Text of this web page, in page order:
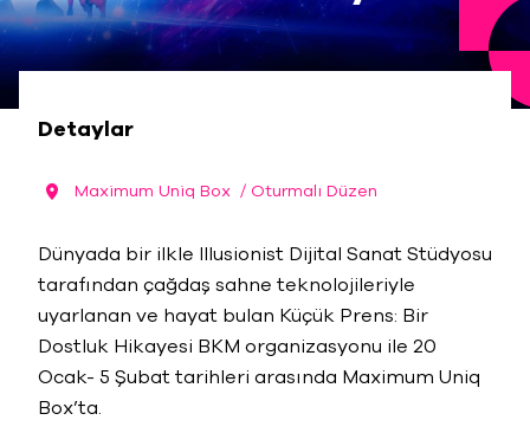
Detaylar
Maximum Uniq Box / Oturmalı Düzen
Dünyada bir ilkle Illusionist Dijital Sanat Stüdyosu
tarafından çağdaş sahne teknolojileriyle
uyarlanan ve hayat bulan Küçük Prens: Bir
Dostluk Hikayesi BKM organizasyonu ile 20
Ocak- 5 Şubat tarihleri arasında Maximum Uniq
Box’ta.